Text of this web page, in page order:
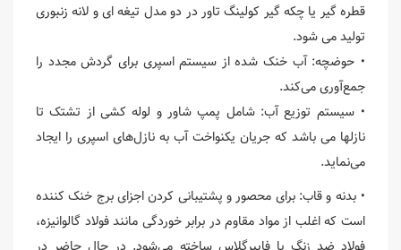
قطره گیر یا چکه گیر کولینگ تاور در دو مدل تیغه ای و لانه زنبوری
تولید می شود.
• حوضچه: آب خنک شده از سیستم اسپری برای گردش مجدد را
جمع‌آوری می‌کند.
• سیستم توزیع آب: شامل پمپ شاور و لوله کشی از تشتک تا
نازلها می باشد که جریان یکنواخت آب به نازل‌های اسپری را ایجاد
می‌نماید.
• بدنه و قاب: برای محصور و پشتیبانی کردن اجزای برج خنک کننده
است که اغلب از مواد مقاوم در برابر خوردگی مانند فولاد گالوانیزه،